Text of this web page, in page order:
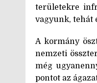
területekre
vagyunk, tehát
A kormány
nemzeti
még
pontot az